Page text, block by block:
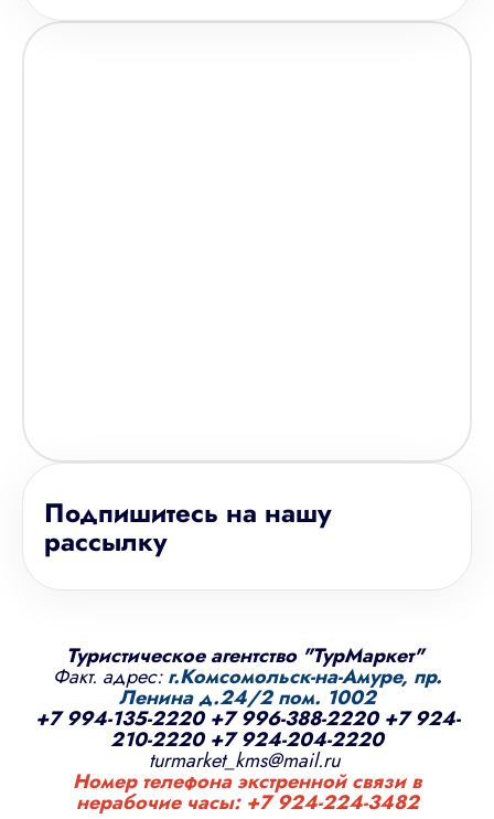
Подпишитесь на нашу
рассылку
Туристическое агентство "ТурМаркет"
Факт. адрес:г.Комсомольск-на-Амуре, пр.
Ленина д.24/2 пом. 1002
+7 994-135-2220 +7 996-388-2220 +7 924-
210-2220 +7 924-204-2220
turmarket_kms@mail.ru
Номер телефона экстренной связи в
нерабочие часы: +7 924-224-3482